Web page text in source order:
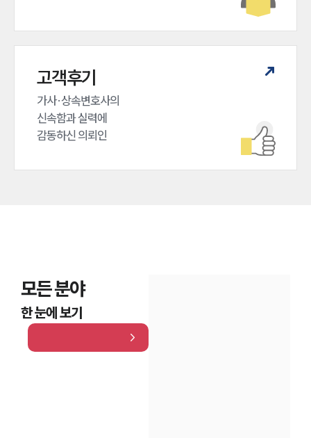
고객후기
가사·상속변호사의
신속함과 실력에
감동하신 의뢰인
모든 분야
한 눈에 보기